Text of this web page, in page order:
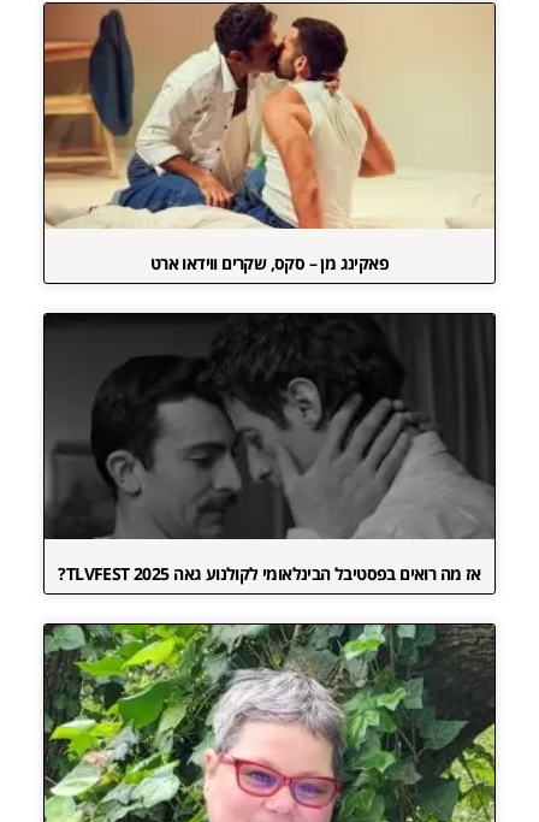
פאקינג מן – סקס, שקרים ווידאו ארט
אז מה רואים בפסטיבל הבינלאומי לקולנוע גאה TLVFEST 2025?